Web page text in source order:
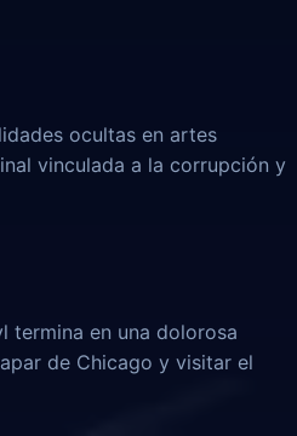
ocultas en artes
vinculada a la corrupción y
termina en una dolorosa
de Chicago y visitar el